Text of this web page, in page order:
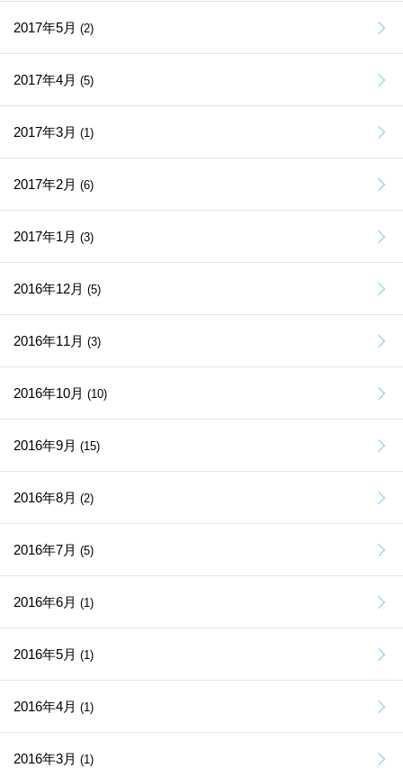
2017年5月 (2)
2017年4月 (5)
2017年3月 (1)
2017年2月 (6)
2017年1月 (3)
2016年12月 (5)
2016年11月 (3)
2016年10月 (10)
2016年9月 (15)
2016年8月 (2)
2016年7月 (5)
2016年6月 (1)
2016年5月 (1)
2016年4月 (1)
2016年3月 (1)